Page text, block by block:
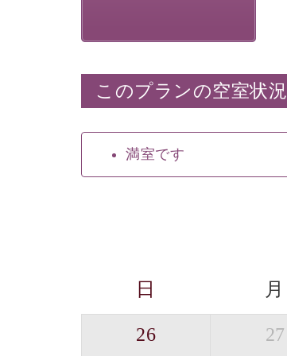
このプランの空室状況
満室です
日 月
26 27